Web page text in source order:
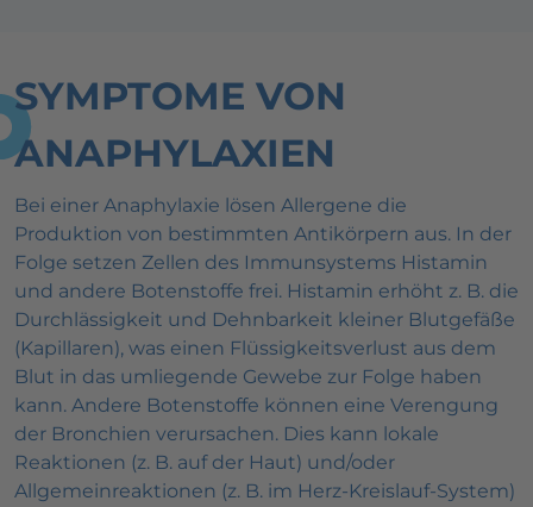
SYMPTOME VON
ANAPHYLAXIEN
Bei einer Anaphylaxie lösen Allergene die
Produktion von bestimmten Antikörpern aus. In der
Folge setzen Zellen des Immunsystems Histamin
und andere Botenstoffe frei. Histamin erhöht z. B. die
Durchlässigkeit und Dehnbarkeit kleiner Blutgefäße
(Kapillaren), was einen Flüssigkeitsverlust aus dem
Blut in das umliegende Gewebe zur Folge haben
kann. Andere Botenstoffe können eine Verengung
der Bronchien verursachen. Dies kann lokale
Reaktionen (z. B. auf der Haut) und/oder
Allgemeinreaktionen (z. B. im Herz-Kreislauf-System)